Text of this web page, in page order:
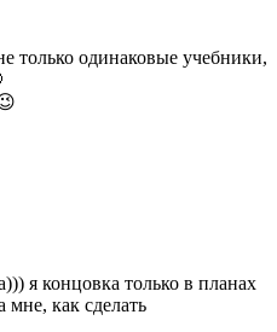
только одинаковые учебники,
я концовка только в планах
как сделать